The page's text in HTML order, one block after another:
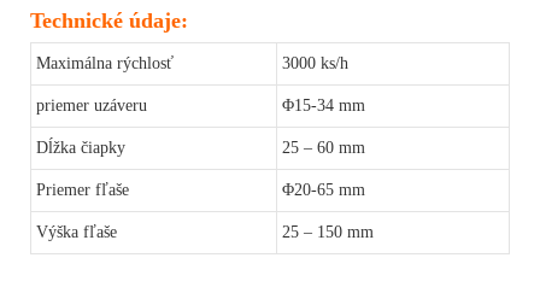
Technické údaje:
Maximálna rýchlosť 3000 ks/h
priemer uzáveru Φ15-34 mm
Dĺžka čiapky 25 – 60 mm
Priemer fľaše Φ20-65 mm
Výška fľaše 25 – 150 mm